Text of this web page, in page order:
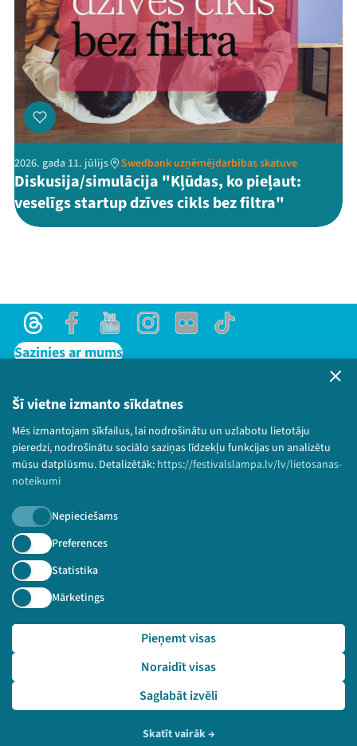
Šī vietne izmanto sīkdatnes
Mēs izmantojam sīkfailus, lai nodrošinātu un uzlabotu lietotāju
pieredzi, nodrošinātu sociālo saziņas līdzekļu funkcijas un analizētu
mūsu datplūsmu. Detalizētāk: https://festivalslampa.lv/lv/lietosanas-
noteikumi
Nepieciešams
Preferences
Statistika
Mārketings
Saglabāt izvēli
Noraidīt visas
Pieņemt visas
Skatīt vairāk→
2026. gada 11. jūlijs Swedbank uzņēmējdarbības skatuve
Diskusija/simulācija "Kļūdas, ko pieļaut:
veselīgs startup dzīves cikls bez filtra"
ThreadsFacebookYoutubeInstagram
Flick TikTok
Sazinies ar mums
Lietošanas noteikumi un sīkdatņu politika
Bērnu aizsardzības politika
© 2026 Sarunu festivāls LAMPA Visas tiesības
paturētas.
Piesakies jaunumiem!
Nepalaid garām aktuālāko informāciju!
Pieteikties
🔗 https://festivalslampa.lv/lv/video-arhivs/2445